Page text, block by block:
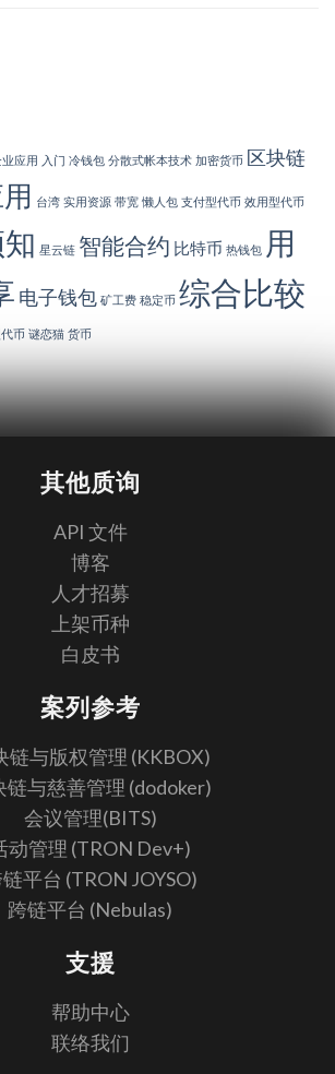
应用 入门 冷钱包 分散式帐本技术 加密货币 区块链
台湾 实用资源 带宽 懒人包 支付型代币 效用型代币
星云链 智能合约 比特币 热钱包 用
电子钱包 矿工费 稳定币 综合比较
币 谜恋猫 货币
其他质询
API 文件
博客
人才招募
上架币种
白皮书
案列参考
链与版权管理 (KKBOX)
链与慈善管理 (dodoker)
会议管理(BITS)
动管理 (TRON Dev+)
平台 (TRON JOYSO)
跨链平台 (Nebulas)
支援
帮助中心
联络我们